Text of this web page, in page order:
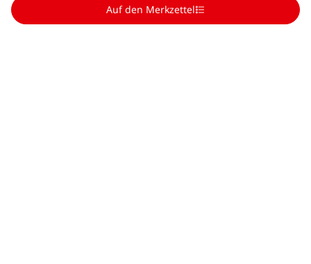
Auf den Merkzettel